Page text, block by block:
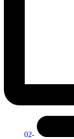
02-